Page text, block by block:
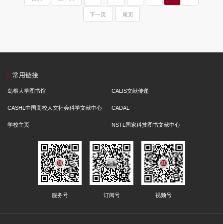
下一页 尾页
常用链接
岛根大学图书馆 CALIS文献传递
CASHL中国高校人文社会科学文献中心 CADAL
学校主页 NSTL国家科技图书文献中心
服务号 订阅号 视频号